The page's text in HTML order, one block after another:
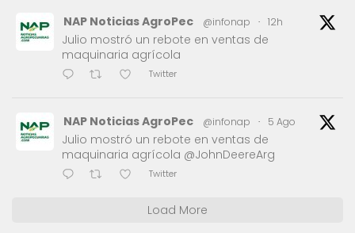
NAP Noticias AgroPec @infonap · 12h
Julio mostró un rebote en ventas de
maquinaria agrícola
Twitter
NAP Noticias AgroPec @infonap · 5 Ago
Julio mostró un rebote en ventas de
maquinaria agrícola @JohnDeereArg
Twitter
Load More